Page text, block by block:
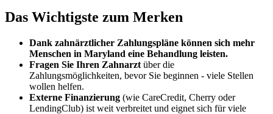
Das Wichtigste zum Merken
Dank zahnärztlicher Zahlungspläne können sich mehr
Menschen in Maryland eine Behandlung leisten.
Fragen Sie Ihren Zahnarzt über die
Zahlungsmöglichkeiten, bevor Sie beginnen - viele Stellen
wollen helfen.
Externe Finanzierung (wie CareCredit, Cherry oder
LendingClub) ist weit verbreitet und eignet sich für viele